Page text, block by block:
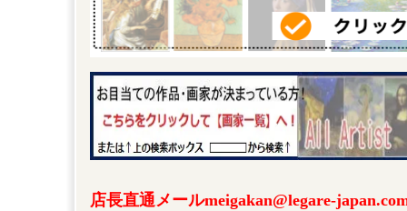
店長直通メールmeigakan@legare-